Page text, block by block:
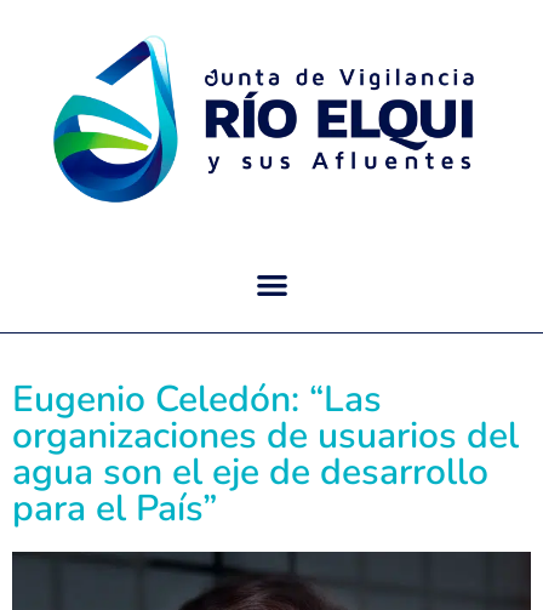
Eugenio Celedón: “Las
organizaciones de usuarios del
agua son el eje de desarrollo
para el País”